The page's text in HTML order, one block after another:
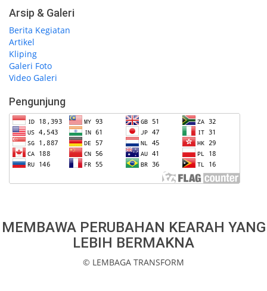
Arsip & Galeri
Berita Kegiatan
Artikel
Kliping
Galeri Foto
Video Galeri
Pengunjung
MEMBAWA PERUBAHAN KEARAH YANG
LEBIH BERMAKNA
© LEMBAGA TRANSFORM